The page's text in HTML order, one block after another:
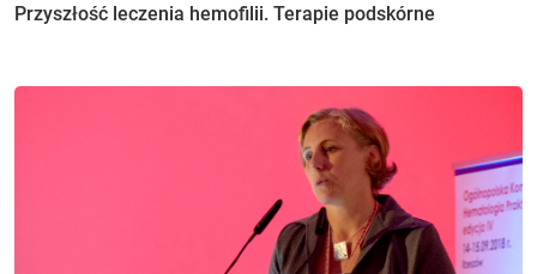
Przyszłość leczenia hemofilii. Terapie podskórne